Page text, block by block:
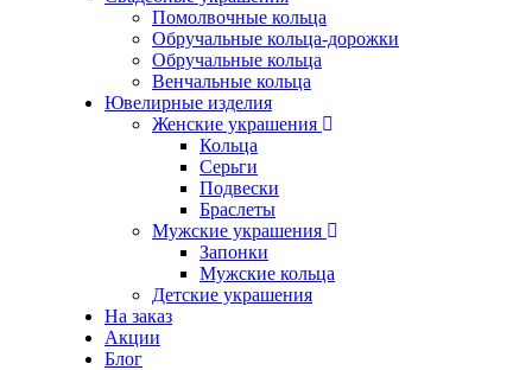
Помолвочные кольца
Обручальные кольца-дорожки
Обручальные кольца
Венчальные кольца
Ювелирные изделия
Женские украшения
Кольца
Серьги
Подвески
Браслеты
Мужские украшения
Запонки
Мужские кольца
Детские украшения
На заказ
Акции
Блог